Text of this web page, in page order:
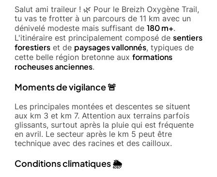
Salut ami traileur ! 🌿 Pour le Breizh Oxygène Trail,
tu vas te frotter à un parcours de 11 km avec un
dénivelé modeste mais suffisant de 180 m+.
L'itinéraire est principalement composé de sentiers
forestiers et de paysages vallonnés, typiques de
cette belle région bretonne aux formations
rocheuses anciennes.
Moments de vigilance 🚨
Les principales montées et descentes se situent
aux km 3 et km 7. Attention aux terrains parfois
glissants, surtout après la pluie qui est fréquente
en avril. Le secteur après le km 5 peut être
technique avec des racines et des cailloux.
Conditions climatiques 🌦️